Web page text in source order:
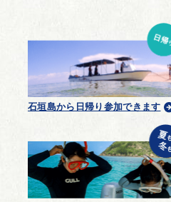
石垣島から日帰り参加できます